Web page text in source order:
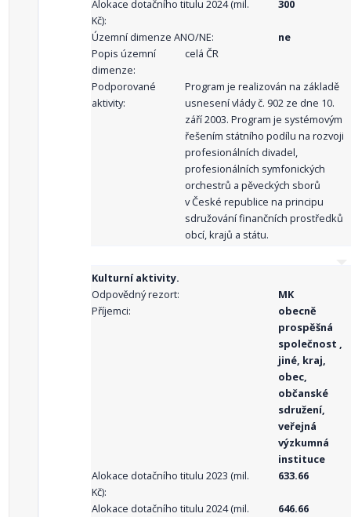
Alokace dotačního titulu 2024 (mil.
Kč):
300
Územní dimenze ANO/NE:
ne
Popis územní
dimenze:
celá ČR
Podporované
aktivity:
Program je realizován na základě
usnesení vlády č. 902 ze dne 10.
září 2003. Program je systémovým
řešením státního podílu na rozvoji
profesionálních divadel,
profesionálních symfonických
orchestrů a pěveckých sborů
v České republice na principu
sdružování finančních prostředků
obcí, krajů a státu.
Kulturní aktivity.
Odpovědný rezort:
MK
Příjemci:
obecně
prospěšná
společnost ,
jiné, kraj,
obec,
občanské
sdružení,
veřejná
výzkumná
instituce
Alokace dotačního titulu 2023 (mil.
Kč):
633.66
Alokace dotačního titulu 2024 (mil.
646.66